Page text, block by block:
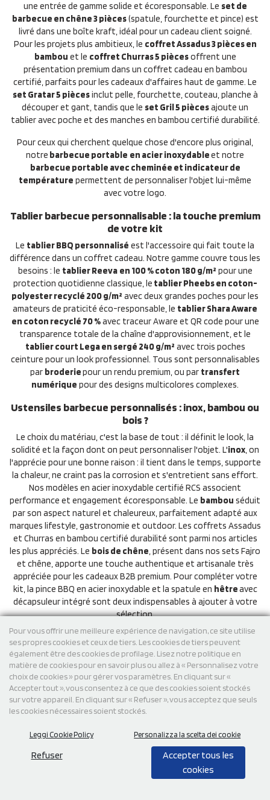
Pour vous offrir une meilleure expérience de navigation, ce site utilise
ses propres cookies et ceux de tiers. Les cookies de tiers peuvent
également être des cookies de profilage. Lisez notre politique en
matière de cookies pour en savoir plus ou allez à « Personnalisez votre
choix de cookies » pour gérer vos paramètres. En cliquant sur «
Accepter tout », vous consentez à ce que des cookies soient stockés
sur votre appareil. En cliquant sur « Refuser », vous acceptez que seuls
les cookies nécessaires soient stockés.
Leggi Cookie Policy Personalizza la scelta dei cookie
Refuser
Accepter tous les
cookies
une entrée de gamme solide et écoresponsable. Le set de
barbecue en chêne 3 pièces(spatule, fourchette et pince) est
livré dans une boîte kraft, idéal pour un cadeau client soigné.
Pour les projets plus ambitieux, le coffret Assadus 3 pièces en
bambou et le coffret Churras 5 piècesoffrent une
présentation premium dans un coffret cadeau en bambou
certifié, parfaits pour les cadeaux d'affaires haut de gamme. Le
set Gratar 5 piècesinclut pelle, fourchette, couteau, planche à
découper et gant, tandis que le set Gril 5 piècesajoute un
tablier avec poche et des manches en bambou certifié durabilité.
Pour ceux qui cherchent quelque chose d'encore plus original,
notre barbecue portable en acier inoxydableet notre
barbecue portable avec cheminée et indicateur de
température permettent de personnaliser l'objet lui-même
avec votre logo.
Tablier barbecue personnalisable : la touche premium
de votre kit
Le tablier BBQ personnalisé est l'accessoire qui fait toute la
différence dans un coffret cadeau. Notre gamme couvre tous les
besoins : le tablier Reeva en 100 % coton 180 g/m² pour une
protection quotidienne classique, le tablier Pheebs en coton-
polyester recyclé 200 g/m² avec deux grandes poches pour les
amateurs de praticité éco-responsable, le tablier Shara Aware
en coton recyclé 70 %avec traceur Aware et QR code pour une
transparence totale de la chaîne d'approvisionnement, et le
tablier court Lega en sergé 240 g/m² avec trois poches
ceinture pour un look professionnel. Tous sont personnalisables
par broderiepour un rendu premium, ou par transfert
numérique pour des designs multicolores complexes.
Ustensiles barbecue personnalisés : inox, bambou ou
bois ?
Le choix du matériau, c'est la base de tout : il définit le look, la
solidité et la façon dont on peut personnaliser l'objet. L'inox, on
l'apprécie pour une bonne raison : il tient dans le temps, supporte
la chaleur, ne craint pas la corrosion et s'entretient sans effort.
Nos modèles en acier inoxydable certifié RCS associent
performance et engagement écoresponsable. Le bambou séduit
par son aspect naturel et chaleureux, parfaitement adapté aux
marques lifestyle, gastronomie et outdoor. Les coffrets Assadus
et Churras en bambou certifié durabilité sont parmi nos articles
les plus appréciés. Le bois de chêne, présent dans nos sets Fajro
et chêne, apporte une touche authentique et artisanale très
appréciée pour les cadeaux B2B premium. Pour compléter votre
kit, la pince BBQ en acier inoxydable et la spatule en hêtreavec
décapsuleur intégré sont deux indispensables à ajouter à votre
sélection.
Techniques de personnalisation disponibles
Selon le matériau et le rendu souhaité, plusieurs techniques de
marquage sont disponibles. Lagravure laseroffre une finition
élégante et durable sur bois, bambou et inox : idéale pour les
logos et les textes. Lasérigraphieconvient aux designs simples
et nets sur surfaces planes. Latampographiepermet d'imprimer
sur des formes arrondies comme les manches d'ustensiles. Le
transfert numérique
est recommandé pour les visuels riches en
personnalisés et apporte un rendu haut de gamme
immédiatement perçu comme premium. Les techniques
disponibles pour chaque article sont précisées sur les fiches